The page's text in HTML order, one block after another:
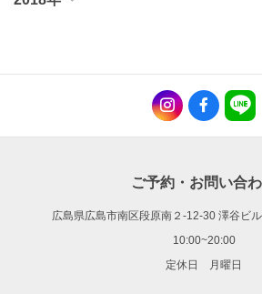
ご予約・お問い合
広島県広島市南区段原南２-12-30 澤谷ビ
10:00~20:00
定休日 月曜日